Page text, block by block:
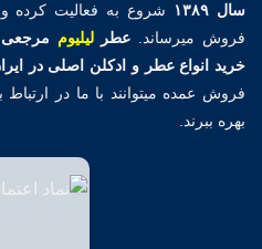
سال ۱۳۸۹
شروع به فعالیت کرده
فروش میرساند. عطرلیلیوم مرجعی
خرید انواع عطر و ادکلن اصلی در
فروش عمده میتوانند با ما در
بهره ببرند.